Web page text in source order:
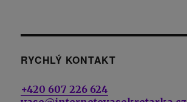
RYCHLÝ KONTAKT
+420 607 226 624